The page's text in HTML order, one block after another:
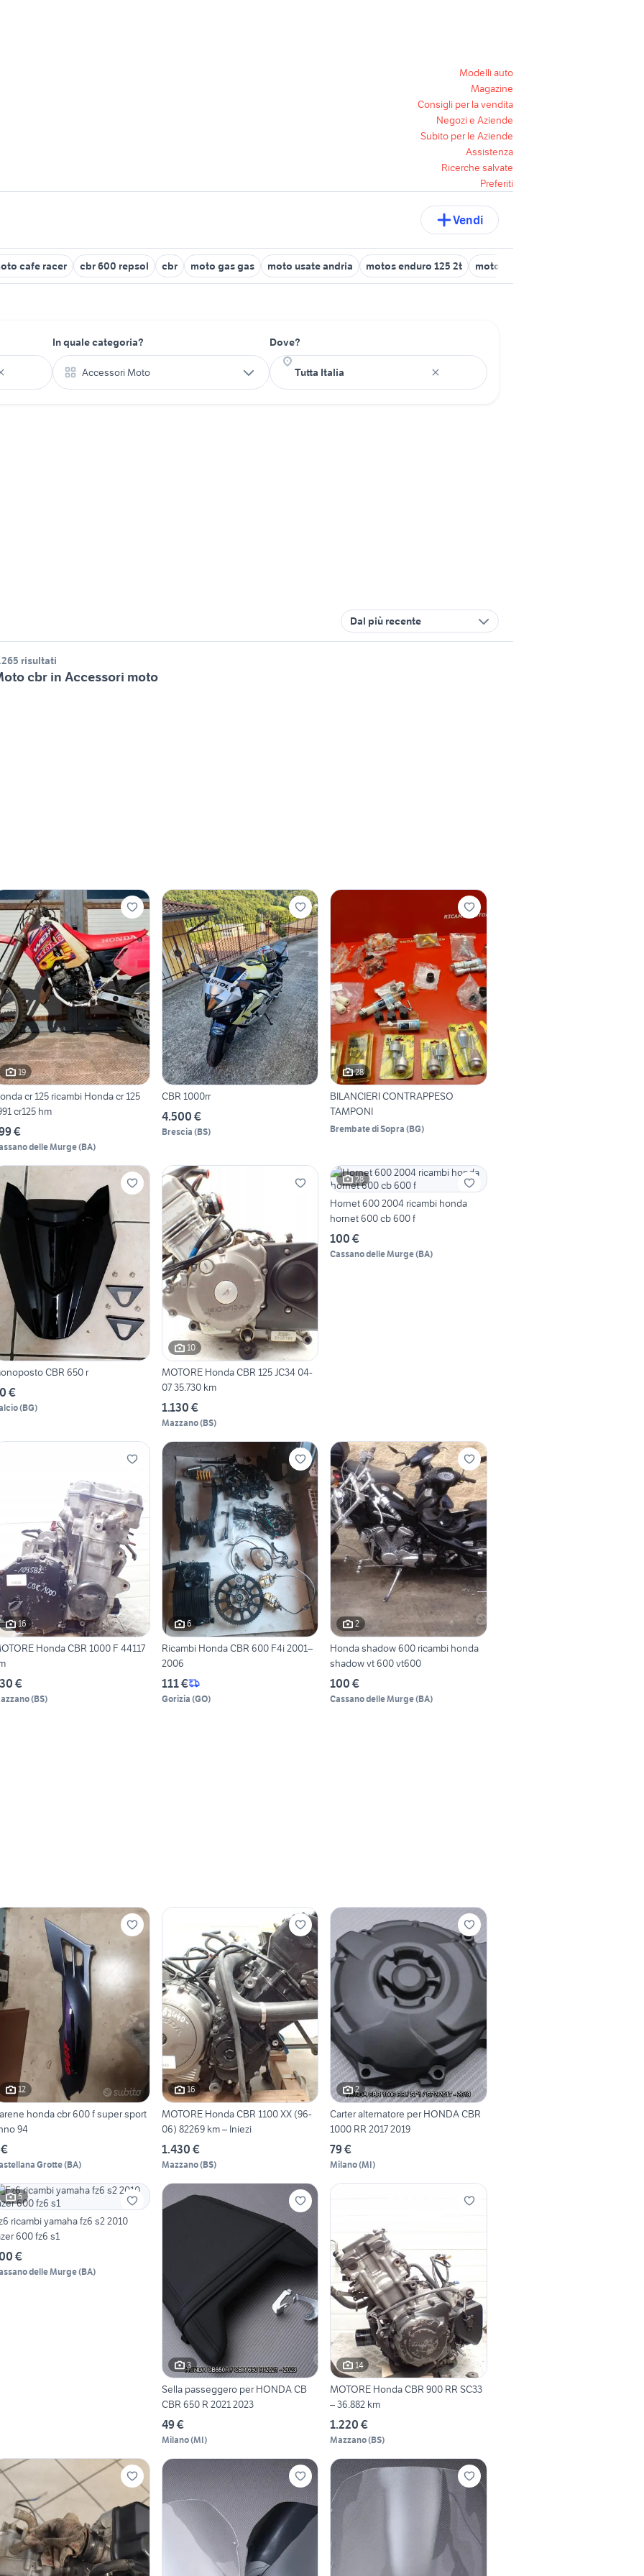
Modelli auto
Magazine
Consigli per la vendita
Negozi e Aziende
Subito per le Aziende
Assistenza
Ricerche salvate
Preferiti
Vendi
cafe racer cbr 600 repsol cbr moto gas gas moto usate andria motos enduro 125 2t moto guzzi eldorado 1400
In quale categoria?
Accessori Moto
Dove?
Dal più recente
risultati
cbr in Accessori moto
19
cr 125 ricambi Honda cr 125
cr125 hm
€
delle Murge(BA)
CBR 1000rr
4.500 €
Brescia (BS)
28
BILANCIERI CONTRAPPESO
TAMPONI
Brembate di Sopra (BG)
CBR 650 r
€
(BG)
10
MOTORE Honda CBR 125 JC34 04-
07 35.730 km
1.130 €
Mazzano(BS)
28
Hornet 600 2004 ricambi honda
hornet 600 cb 600 f
100 €
Cassano delle Murge(BA)
16
Honda CBR 1000 F 44117
€
(BS)
6
Ricambi Honda CBR 600 F4i 2001–
2006
111 €
Gorizia (GO)
2
Honda shadow 600 ricambi honda
shadow vt 600 vt600
100 €
Cassano delle Murge(BA)
12
honda cbr 600 f super sport
94
Grotte(BA)
16
MOTORE Honda CBR 1100 XX (96-
06) 82269 km – Iniezi
1.430 €
Mazzano(BS)
2
Carter alternatore per HONDA CBR
1000 RR 2017 2019
79 €
Milano(MI)
5
ricambi yamaha fz6 s2 2010
600 fz6 s1
€
delle Murge(BA)
3
Sella passeggero per HONDA CB
CBR 650 R 2021 2023
49 €
Milano(MI)
14
MOTORE Honda CBR 900 RR SC33
– 36.882 km
1.220 €
Mazzano(BS)